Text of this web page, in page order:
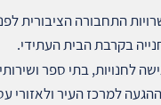
התחבורה הציבורית
בקרבת הבית העתידי.
לחנויות, בתי ספר
למרכז העיר ולאזורי